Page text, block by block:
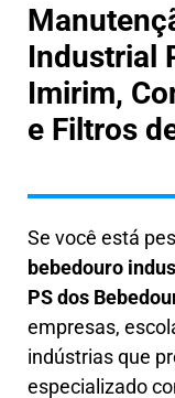
Industrial
Imirim,
e Filtros
Se você está
bebedouro
PS dos
empresas,
indústrias que
especializado